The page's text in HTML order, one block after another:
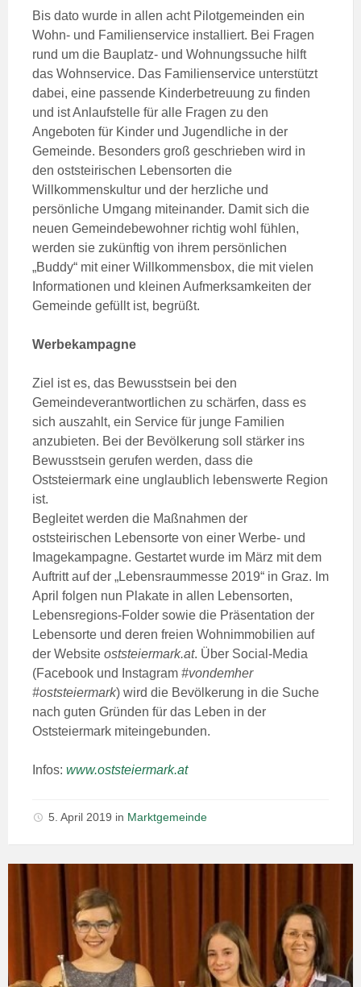
Bis dato wurde in allen acht Pilotgemeinden ein
Wohn- und Familienservice installiert. Bei Fragen
rund um die Bauplatz- und Wohnungssuche hilft
das Wohnservice. Das Familienservice unterstützt
dabei, eine passende Kinderbetreuung zu finden
und ist Anlaufstelle für alle Fragen zu den
Angeboten für Kinder und Jugendliche in der
Gemeinde. Besonders groß geschrieben wird in
den oststeirischen Lebensorten die
Willkommenskultur und der herzliche und
persönliche Umgang miteinander. Damit sich die
neuen Gemeindebewohner richtig wohl fühlen,
werden sie zukünftig von ihrem persönlichen
„Buddy“ mit einer Willkommensbox, die mit vielen
Informationen und kleinen Aufmerksamkeiten der
Gemeinde gefüllt ist, begrüßt.
Werbekampagne
Ziel ist es, das Bewusstsein bei den
Gemeindeverantwortlichen zu schärfen, dass es
sich auszahlt, ein Service für junge Familien
anzubieten. Bei der Bevölkerung soll stärker ins
Bewusstsein gerufen werden, dass die
Oststeiermark eine unglaublich lebenswerte Region
ist.
Begleitet werden die Maßnahmen der
oststeirischen Lebensorte von einer Werbe- und
Imagekampagne. Gestartet wurde im März mit dem
Auftritt auf der „Lebensraummesse 2019“ in Graz. Im
April folgen nun Plakate in allen Lebensorten,
Lebensregions-Folder sowie die Präsentation der
Lebensorte und deren freien Wohnimmobilien auf
der Website oststeiermark.at. Über Social-Media
(Facebook und Instagram #vondemher
#oststeiermark) wird die Bevölkerung in die Suche
nach guten Gründen für das Leben in der
Oststeiermark miteingebunden.
Infos: www.oststeiermark.at
5. April 2019 in Marktgemeinde